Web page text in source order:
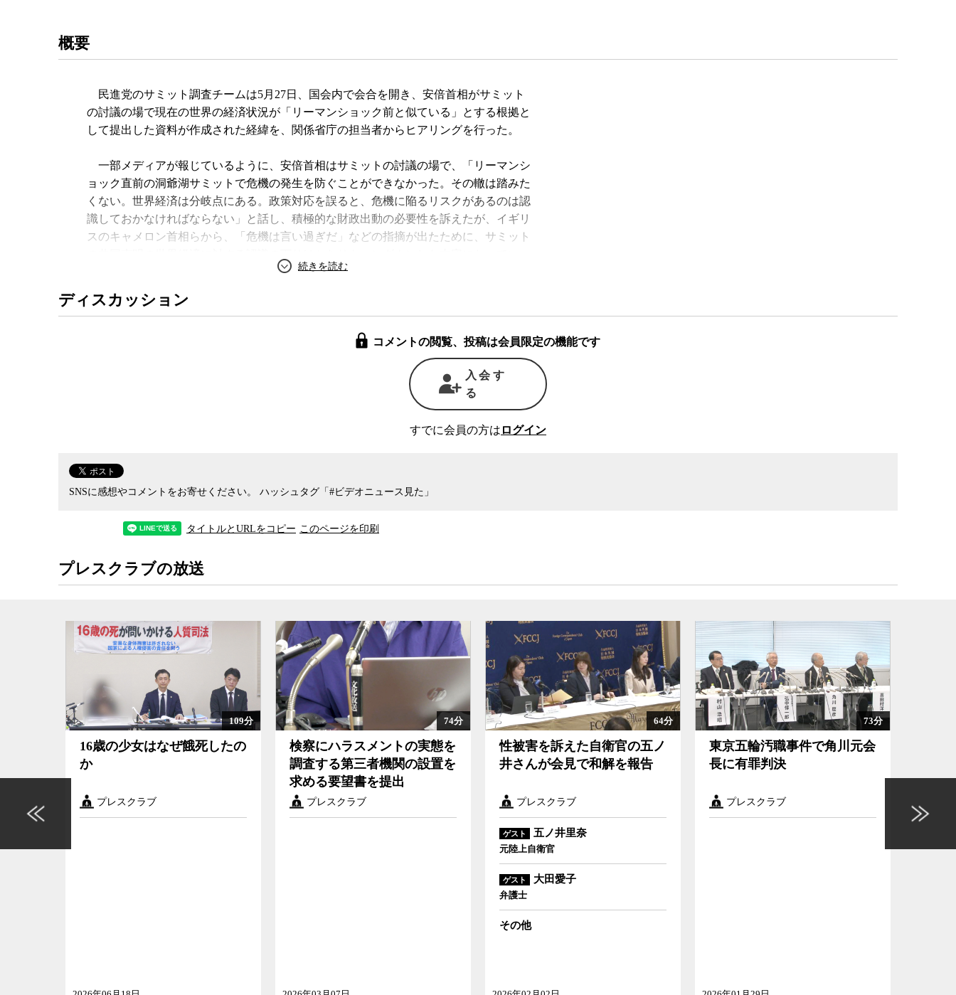
概要
民進党のサミット調査チームは5月27日、国会内で会合を開き、安倍首相がサミット
の討議の場で現在の世界の経済状況が「リーマンショック前と似ている」とする根拠と
して提出した資料が作成された経緯を、関係省庁の担当者からヒアリングを行った。
一部メディアが報じているように、安倍首相はサミットの討議の場で、「リーマンシ
ョック直前の洞爺湖サミットで危機の発生を防ぐことができなかった。その轍は踏みた
くない。世界経済は分岐点にある。政策対応を誤ると、危機に陥るリスクがあるのは認
識しておかなければならない」と話し、積極的な財政出動の必要性を訴えたが、イギリ
スのキャメロン首相らから、「危機は言い過ぎだ」などの指摘が出たために、サミット
安倍首相は来年4月に予定される消費増税について、「リーマンショックや大震災の
まるサミットの場で、現在の世界の経済情勢がリーマンショック前に似ているとの同意
を得ることができれば、晴れて増税先送りの口実にできたはずだった。
この日のヒアリングでは、サミットの討議の場で首相が唐突にリーマンショック前夜
の資料には、日本政府が正規の手続きで採用し発表していた世界経済の状況判断とはか
その結果、サミットを担当する外務省経済局政策課の首席事務官も、月例経済報告で
っていないことが明らかになった。
ディスカッション
コメントの閲覧、投稿は会員限定の機能です
入会す
る
すでに会員の方は ログイン
SNSに感想やコメントをお寄せください。 ハッシュタグ「#ビデオニュース見た」
タイトルとURLをコピー このページを印刷
プレスクラブの放送
109分
16歳の少女はなぜ餓死したの
か
プレスクラブ
74分
検察にハラスメントの実態を
調査する第三者機関の設置を
求める要望書を提出
プレスクラブ
64分
性被害を訴えた自衛官の五ノ
井さんが会見で和解を報告
プレスクラブ
ゲスト 五ノ井里奈
元陸上自衛官
ゲスト 大田愛子
弁護士
その他
73分
東京五輪汚職事件で角川元会
長に有罪判決
プレスクラブ